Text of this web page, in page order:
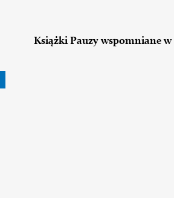
Książki Pauzy wspomniane